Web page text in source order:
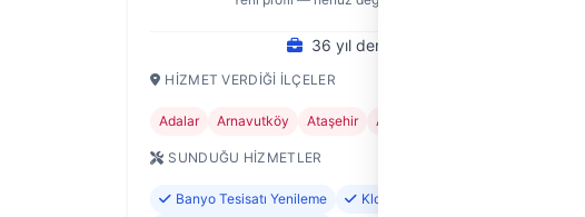
36 yıl deneyim
HIZMET VERDIĞI İLÇELER
Adalar Arnavutköy Ataşehir Avcılar
SUNDUĞU HIZMETLER
Banyo Tesisatı Yenileme
Klozet Montajı ve Tamiri